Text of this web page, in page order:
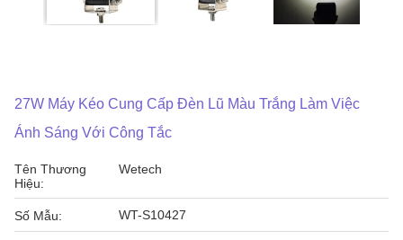
27W Máy Kéo Cung Cấp Đèn Lũ Màu Trắng Làm Việc
Ánh Sáng Với Công Tắc
Tên Thương
Hiệu:
Wetech
Số Mẫu: WT-S10427